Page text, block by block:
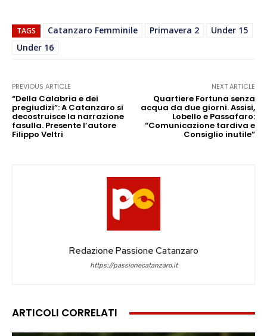
TAGS Catanzaro Femminile Primavera 2
Under 15
Under 16
PREVIOUS ARTICLE
“Della Calabria e dei
pregiudizi”: A Catanzaro si
decostruisce la narrazione
fasulla. Presente l’autore
Filippo Veltri
NEXT ARTICLE
Quartiere Fortuna senza
acqua da due giorni. Assisi,
Lobello e Passafaro:
“Comunicazione tardiva e
Consiglio inutile”
Redazione Passione Catanzaro
https://passionecatanzaro.it
ARTICOLI CORRELATI